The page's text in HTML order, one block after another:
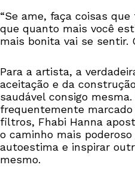
“Se ame, faça coisas
que quanto mais você
mais bonita vai se sentir.
Para a artista, a
aceitação e da
saudável consigo
frequentemente
filtros, Fhabi Hanna
o caminho mais
autoestima e inspirar
mesmo.